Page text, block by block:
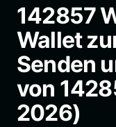
Bahasa Indonesia
ภาษาไทย
हिन्दी
Español
Português (Brasil)
Español (Argentina)
142857
Wallet
Senden
von
2026)